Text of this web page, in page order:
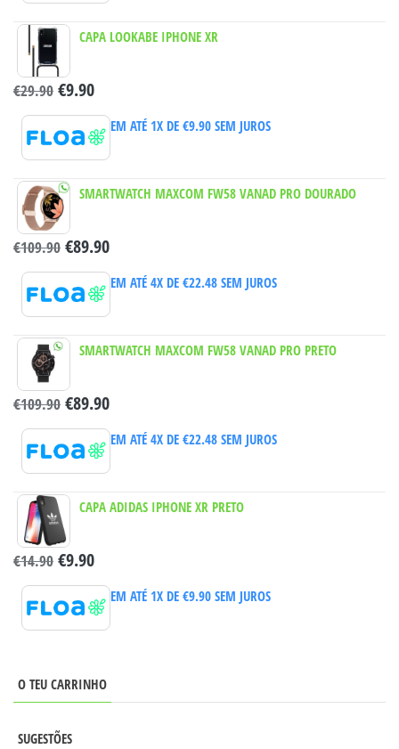
CAPA LOOKABE IPHONE XR
€29.90 €9.90
EM ATÉ 1X DE €9.90SEM JUROS
SMARTWATCH MAXCOM FW58 VANAD PRO DOURADO
€109.90 €89.90
EM ATÉ 4X DE €22.48SEM JUROS
SMARTWATCH MAXCOM FW58 VANAD PRO PRETO
€109.90 €89.90
EM ATÉ 4X DE €22.48SEM JUROS
CAPA ADIDAS IPHONE XR PRETO
€14.90 €9.90
EM ATÉ 1X DE €9.90SEM JUROS
O TEU CARRINHO
SUGESTÕES